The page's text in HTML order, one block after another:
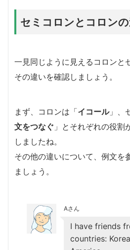
セミコロンとコロン
一見同じように見えるコロンと
その違いを確認しましょう。
まず、コロンは「イコール」、
文をつなぐ 」とそれぞれの役割
しましたね。
その他の違いについて、例文を
ましょう。
Aさん
I have friends
countries: